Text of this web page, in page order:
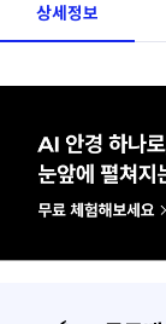
상세정보